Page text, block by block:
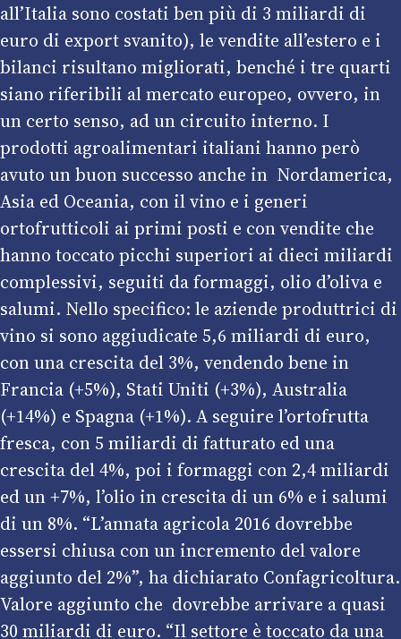
all’Italia sono costati ben più di 3 miliardi di
euro di export svanito), le vendite all’estero e i
bilanci risultano migliorati, benché i tre quarti
siano riferibili al mercato europeo, ovvero, in
un certo senso, ad un circuito interno. I
prodotti agroalimentari italiani hanno però
avuto un buon successo anche in Nordamerica,
Asia ed Oceania, con il vino e i generi
ortofrutticoli ai primi posti e con vendite che
hanno toccato picchi superiori ai dieci miliardi
complessivi, seguiti da formaggi, olio d’oliva e
salumi. Nello specifico: le aziende produttrici di
vino si sono aggiudicate 5,6 miliardi di euro,
con una crescita del 3%, vendendo bene in
Francia (+5%), Stati Uniti (+3%), Australia
(+14%) e Spagna (+1%). A seguire l’ortofrutta
fresca, con 5 miliardi di fatturato ed una
crescita del 4%, poi i formaggi con 2,4 miliardi
ed un +7%, l’olio in crescita di un 6% e i salumi
di un 8%. “L’annata agricola 2016 dovrebbe
essersi chiusa con un incremento del valore
aggiunto del 2%”, ha dichiarato Confagricoltura.
Valore aggiunto che dovrebbe arrivare a quasi
30 miliardi di euro. “Il settore è toccato da una